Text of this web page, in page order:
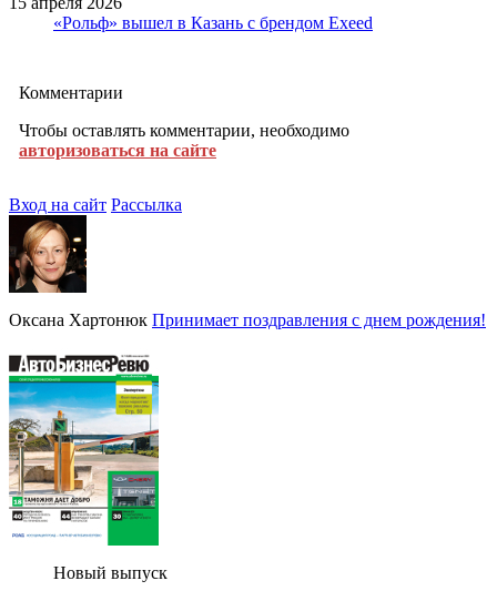
«Рольф» вышел в Казань с брендом Exeed
Комментарии
Чтобы оставлять комментарии, необходимо
авторизоваться на сайте
Вход на сайт Рассылка
Оксана Хартонюк Принимает поздравления с днем рождения!
Новый выпуск